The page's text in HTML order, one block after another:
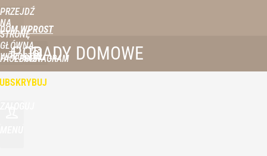
PRZEJDŹ
NA
STRONĘ
GŁÓWNĄ
WPROST.PL
DOM WPROST
FACEBOOKINSTAGRAM
PORADY DOMOWE